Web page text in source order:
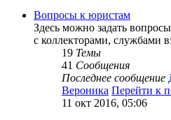
Вопросы к юристам
Здесь можно задать
с коллекторами, службами
19 Темы
41 Сообщения
Последнее сообщение
Вероника Перейти к
11 окт 2016, 05:06